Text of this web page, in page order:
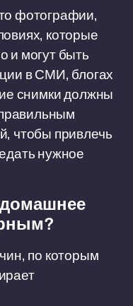
фотографии,
которые
и могут быть
в СМИ, блогах
снимки должны
чтобы привлечь
нужное
по которым